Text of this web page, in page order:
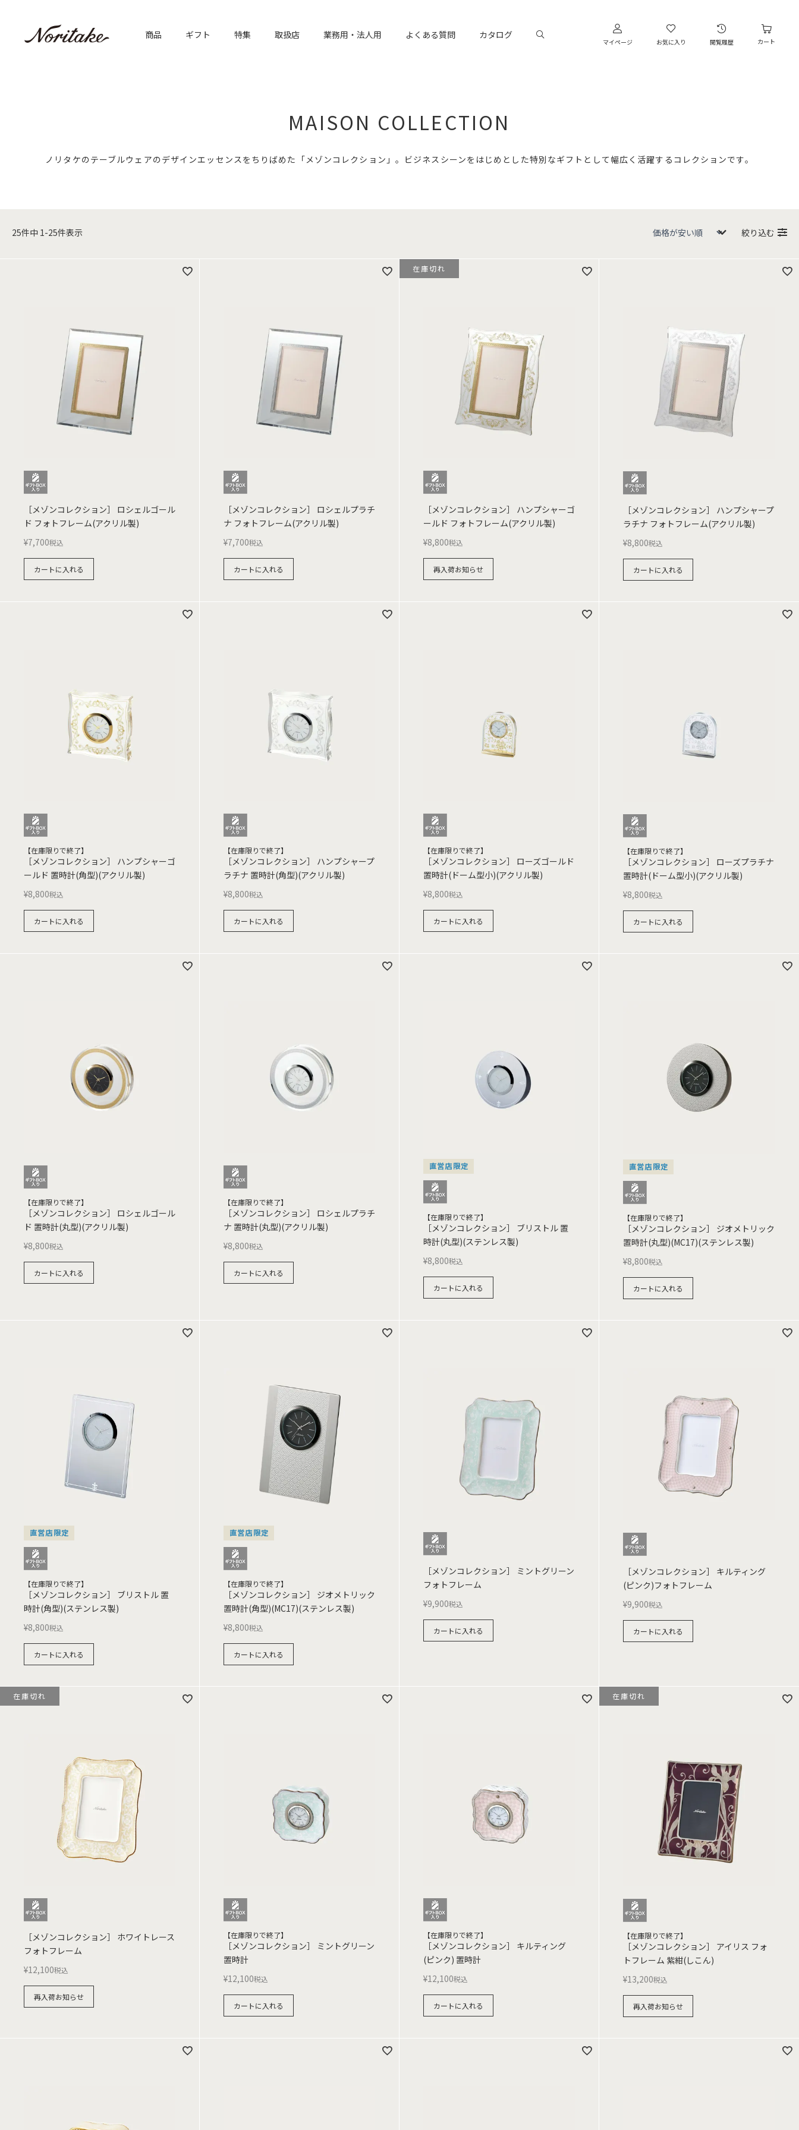
商品 ギフト 特集 取扱店 業務用・法人用 よくある質問 カタログ
マイページ お気に入り 閲覧履歴 カート
MAISON COLLECTION
ノリタケのテーブルウェアのデザインエッセンスをちりばめた「メゾンコレクション」。ビジネスシーンをはじめとした特別なギフトとして幅広く活躍するコレクションです。
25件中 1-25件表示 絞り込む
［メゾンコレクション］ ロシェルゴール
ド フォトフレーム(アクリル製)
¥7,700税込
カートに入れる
［メゾンコレクション］ ロシェルプラチ
ナ フォトフレーム(アクリル製)
¥7,700税込
カートに入れる
［メゾンコレクション］ ハンプシャーゴ
ールド フォトフレーム(アクリル製)
¥8,800税込
再入荷お知らせ
在庫切れ
［メゾンコレクション］ ハンプシャープ
ラチナ フォトフレーム(アクリル製)
¥8,800税込
カートに入れる
【在庫限りで終了】
［メゾンコレクション］ ハンプシャーゴ
ールド 置時計(角型)(アクリル製)
¥8,800税込
カートに入れる
【在庫限りで終了】
［メゾンコレクション］ ハンプシャープ
ラチナ 置時計(角型)(アクリル製)
¥8,800税込
カートに入れる
【在庫限りで終了】
［メゾンコレクション］ ローズゴールド
置時計(ドーム型小)(アクリル製)
¥8,800税込
カートに入れる
【在庫限りで終了】
［メゾンコレクション］ ローズプラチナ
置時計(ドーム型小)(アクリル製)
¥8,800税込
カートに入れる
【在庫限りで終了】
［メゾンコレクション］ ロシェルゴール
ド 置時計(丸型)(アクリル製)
¥8,800税込
カートに入れる
【在庫限りで終了】
［メゾンコレクション］ ロシェルプラチ
ナ 置時計(丸型)(アクリル製)
¥8,800税込
カートに入れる
直営店限定
【在庫限りで終了】
［メゾンコレクション］ ブリストル 置
時計(丸型)(ステンレス製)
¥8,800税込
カートに入れる
直営店限定
【在庫限りで終了】
［メゾンコレクション］ ジオメトリック
置時計(丸型)(MC17)(ステンレス製)
¥8,800税込
カートに入れる
直営店限定
【在庫限りで終了】
［メゾンコレクション］ ブリストル 置
時計(角型)(ステンレス製)
¥8,800税込
カートに入れる
直営店限定
【在庫限りで終了】
［メゾンコレクション］ ジオメトリック
置時計(角型)(MC17)(ステンレス製)
¥8,800税込
カートに入れる
［メゾンコレクション］ ミントグリーン
フォトフレーム
¥9,900税込
カートに入れる
［メゾンコレクション］ キルティング
(ピンク)フォトフレーム
¥9,900税込
カートに入れる
［メゾンコレクション］ ホワイトレース
フォトフレーム
¥12,100税込
再入荷お知らせ
在庫切れ
【在庫限りで終了】
［メゾンコレクション］ ミントグリーン
置時計
¥12,100税込
カートに入れる
【在庫限りで終了】
［メゾンコレクション］ キルティング
(ピンク) 置時計
¥12,100税込
カートに入れる
【在庫限りで終了】
［メゾンコレクション］ アイリス フォ
トフレーム 紫紺(しこん)
¥13,200税込
再入荷お知らせ
在庫切れ